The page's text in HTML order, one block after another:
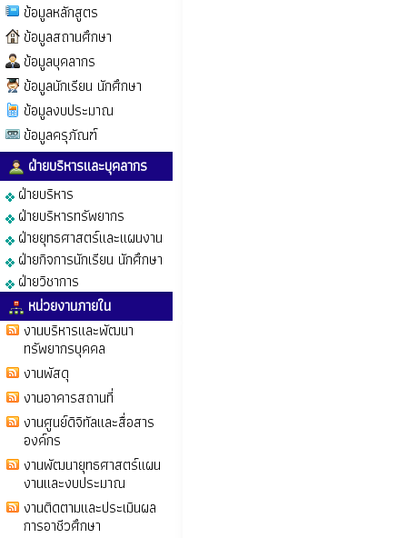
ข้อมูลหลักสูตร
ข้อมูลสถานศึกษา
ข้อมูลบุคลากร
ข้อมูลนักเรียน นักศึกษา
ข้อมูลงบประมาณ
ข้อมูลครุภัณฑ์
ฝ่ายบริหารและบุคลากร
ฝ่ายบริหาร
ฝ่ายบริหารทรัพยากร
ฝ่ายยุทธศาสตร์และแผนงาน
ฝ่ายกิจการนักเรียน นักศึกษา
ฝ่ายวิชาการ
หน่วยงานภายใน
งานบริหารและพัฒนา
ทรัพยากรบุคคล
งานพัสดุ
งานอาคารสถานที่
งานศูนย์ดิจิทัลและสื่อสาร
องค์กร
งานพัฒนายุทธศาสตร์แผน
งานและงบประมาณ
งานติดตามและประเมินผล
การอาชีวศึกษา